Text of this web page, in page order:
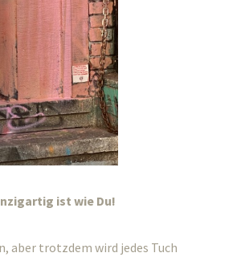
ist wie Du!
aber trotzdem wird jedes Tuch